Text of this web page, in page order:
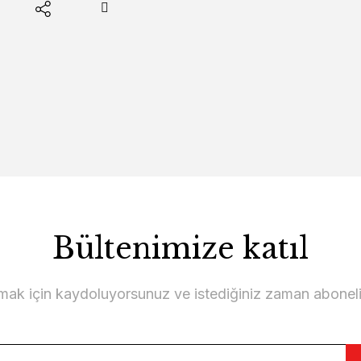
Bültenimize katıl
için kaydoluyorsunuz ve istediğiniz zaman